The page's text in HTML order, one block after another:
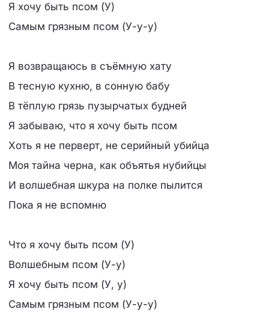
Я хочу быть псом (У)
Самым грязным псом (У-у-у)
Я возвращаюсь в съёмную хату
В тесную кухню, в сонную бабу
В тёплую грязь пузырчатых будней
Я забываю, что я хочу быть псом
Хоть я не перверт, не серийный убийца
Моя тайна черна, как объятья нубийцы
И волшебная шкура на полке пылится
Пока я не вспомню
Что я хочу быть псом (У)
Волшебным псом (У-у)
Я хочу быть псом (У, у)
Самым грязным псом (У-у-у)